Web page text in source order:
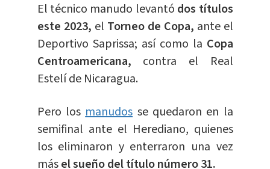
El técnico manudo levantó dos títulos
este 2023, el Torneo de Copa, ante el
Deportivo Saprissa; así como la Copa
Centroamericana, contra el Real
Estelí de Nicaragua.
Pero losmanudosse quedaron en la
semifinal ante el Herediano, quienes
los eliminaron y enterraron una vez
másel sueño del título número 31.